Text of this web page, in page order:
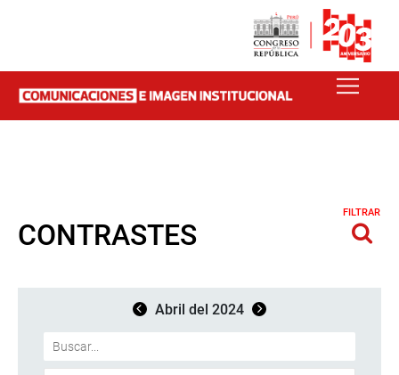
CONTRASTES
FILTRAR
Abril del 2024